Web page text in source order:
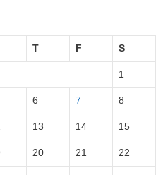
T F S
1
6 7 8
13 14 15
20 21 22